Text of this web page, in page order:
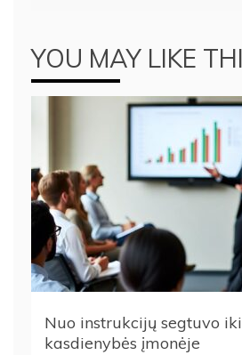
YOU MAY LIKE
Nuo instrukcijų segtuvo
kasdienybės įmonėje